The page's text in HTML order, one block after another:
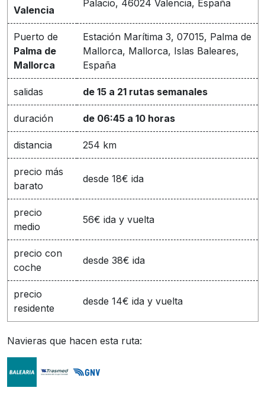
Valencia
Palacio, 46024 Valencia, España
Puerto de
Palma de
Mallorca
Estación Marítima 3, 07015, Palma de
Mallorca, Mallorca, Islas Baleares,
España
salidas de 15 a 21 rutas semanales
duración de 06:45 a 10 horas
distancia 254 km
precio más
barato
desde 18€ ida
precio
medio
56€ ida y vuelta
precio con
coche
desde 38€ ida
precio
residente
desde 14€ ida y vuelta
Navieras que hacen esta ruta: